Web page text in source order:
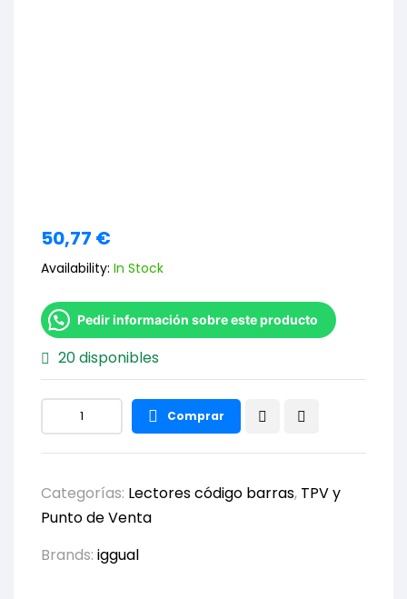
50,77 €
Availability: In Stock
Pedir información sobre este producto
20 disponibles
Comprar
Categorías: Lectores código barras, TPV y
Punto de Venta
Brands: iggual